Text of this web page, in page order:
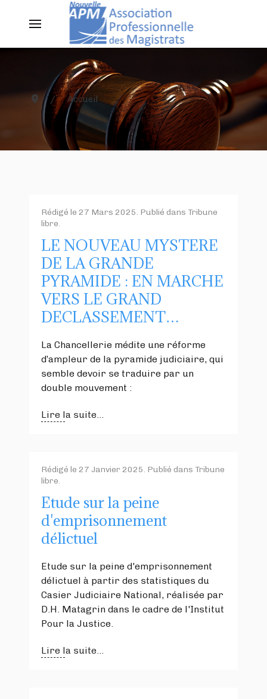
Accueil
Rédigé le 27 Mars 2025. Publié dans Tribune
libre.
LE NOUVEAU MYSTERE
DE LA GRANDE
PYRAMIDE : EN MARCHE
VERS LE GRAND
DECLASSEMENT…
La Chancellerie médite une réforme
d’ampleur de la pyramide judiciaire, qui
semble devoir se traduire par un
double mouvement :
Lire la suite...
Rédigé le 27 Janvier 2025. Publié dans Tribune
libre.
Etude sur la peine
d'emprisonnement
délictuel
Etude sur la peine d'emprisonnement
délictuel à partir des statistiques du
Casier Judiciaire National, réalisée par
D.H. Matagrin dans le cadre de l'Institut
Pour la Justice.
Lire la suite...